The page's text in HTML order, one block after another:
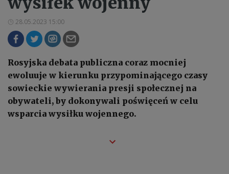
28.05.2023 15:00
Rosyjska debata publiczna coraz mocniej
ewoluuje w kierunku przypominającego czasy
sowieckie wywierania presji społecznej na
obywateli, by dokonywali poświęceń w celu
wsparcia wysiłku wojennego.